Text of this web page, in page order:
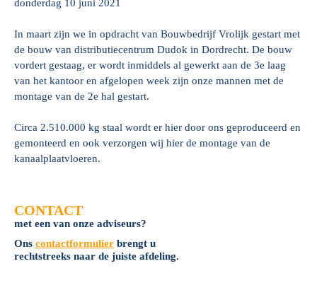
donderdag 10 juni 2021
In maart zijn we in opdracht van Bouwbedrijf Vrolijk gestart met
de bouw van distributiecentrum Dudok in Dordrecht. De bouw
vordert gestaag, er wordt inmiddels al gewerkt aan de 3e laag
van het kantoor en afgelopen week zijn onze mannen met de
montage van de 2e hal gestart.
Circa 2.510.000 kg staal wordt er hier door ons geproduceerd en
gemonteerd en ook verzorgen wij hier de montage van de
kanaalplaatvloeren.
CONTACT
met een van onze adviseurs?
Ons contactformulier brengt u
rechtstreeks naar de juiste afdeling.